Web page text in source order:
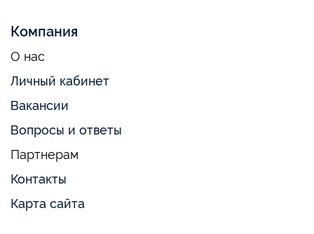
Компания
О нас
Личный кабинет
Вакансии
Вопросы и ответы
Партнерам
Контакты
Карта сайта